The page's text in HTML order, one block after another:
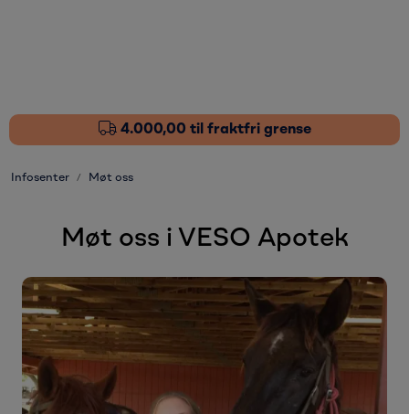
4.000,00 til fraktfri grense
Infosenter Møt oss
Møt oss i VESO Apotek
Pleieprodukter
Sårstell
Stressdempende
Øvrige varer
Nyheter
Kampanjer